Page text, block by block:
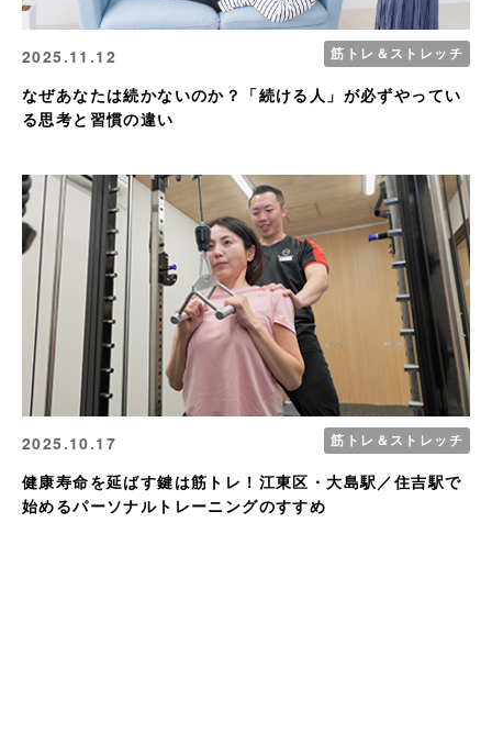
2025.11.12 筋トレ＆ストレッチ
なぜあなたは続かないのか？「続ける人」が必ずやってい
る思考と習慣の違い
2025.10.17 筋トレ＆ストレッチ
健康寿命を延ばす鍵は筋トレ！江東区・大島駅／住吉駅で
始めるパーソナルトレーニングのすすめ